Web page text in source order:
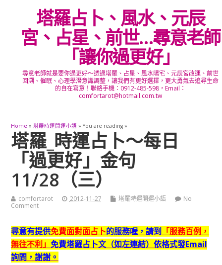
塔羅占卜、風水、元辰
宮、占星、前世…尋意老師
「讓你過更好」
尋意老師就是要你過更好～透過塔羅、占星、風水陽宅、元辰宮改運、前世
回溯、催眠、心理學潛意識調整，讓我們有更好選擇，更大勇氣去追尋生命
的自在寫意！聯絡手機：0912-485-598，Email：
comfortarot@hotmail.com.tw
Home » 塔羅時運開運小語 » You are reading »
塔羅_時運占卜～每日
「過更好」金句
11/28（三）
comfortarot 2012-11-27 塔羅時運開運小語
No
Comment
尋意有提供免費面對面占卜的服務喔，請到 「服務百例，
無往不利」 免費塔羅占卜文（如左連結）依格式發Email
詢問，謝謝。